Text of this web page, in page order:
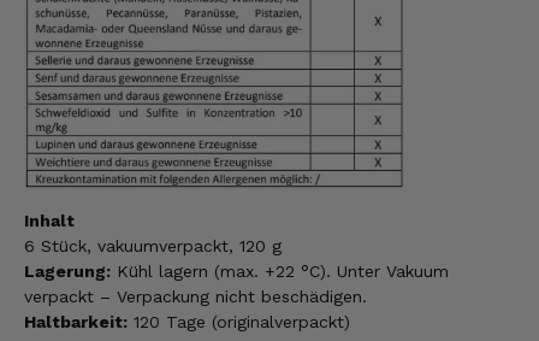
Inhalt
6 Stück, vakuumverpackt, 120 g
Lagerung: Kühl lagern (max. +22 °C). Unter Vakuum
verpackt – Verpackung nicht beschädigen.
Haltbarkeit: 120 Tage (originalverpackt)